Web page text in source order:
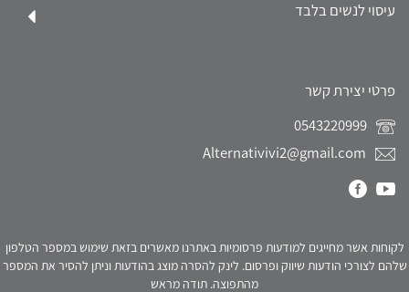
עיסוי לנשים בלבד
פרטי יצירת קשר
Alternativivi2@gmail.com
לקוחות אשר מחייגים למודעות פרסומיות באתרנו מאשרים בזאת שימוש במספר הטלפון
שלהם לצורכי הודעות שיווק ופרסום. לינק להסרה מוצג בהודעות וניתן להסיר את המספר
מהתפוצה. תודה מראש